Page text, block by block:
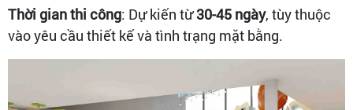
Thời gian thi công: Dự kiến từ30-45 ngày, tùy thuộc
vào yêu cầu thiết kế và tình trạng mặt bằng.